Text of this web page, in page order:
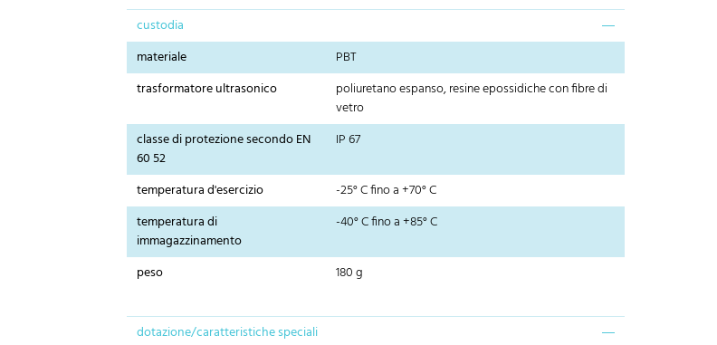
custodia
materiale
PBT
trasformatore ultrasonico
poliuretano espanso, resine epossidiche con fibre di
vetro
classe di protezione secondo EN
60 52
IP 67
temperatura d'esercizio
-25° C fino a +70° C
temperatura di
immagazzinamento
-40° C fino a +85° C
peso 180 g
dotazione/caratteristiche speciali